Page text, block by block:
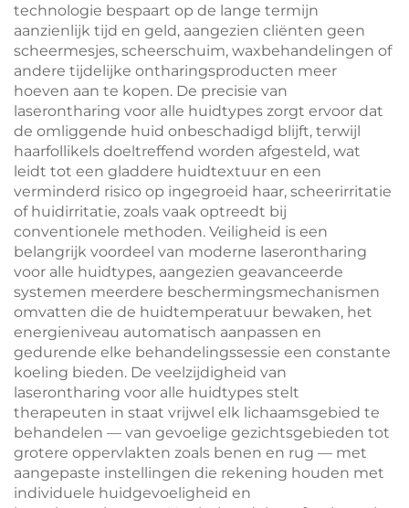
technologie bespaart op de lange termijn
aanzienlijk tijd en geld, aangezien cliënten geen
scheermesjes, scheerschuim, waxbehandelingen of
andere tijdelijke ontharingsproducten meer
hoeven aan te kopen. De precisie van
laserontharing voor alle huidtypes zorgt ervoor dat
de omliggende huid onbeschadigd blijft, terwijl
haarfollikels doeltreffend worden afgesteld, wat
leidt tot een gladdere huidtextuur en een
verminderd risico op ingegroeid haar, scheerirritatie
of huidirritatie, zoals vaak optreedt bij
conventionele methoden. Veiligheid is een
belangrijk voordeel van moderne laserontharing
voor alle huidtypes, aangezien geavanceerde
systemen meerdere beschermingsmechanismen
omvatten die de huidtemperatuur bewaken, het
energieniveau automatisch aanpassen en
gedurende elke behandelingssessie een constante
koeling bieden. De veelzijdigheid van
laserontharing voor alle huidtypes stelt
therapeuten in staat vrijwel elk lichaamsgebied te
behandelen — van gevoelige gezichtsgebieden tot
grotere oppervlakten zoals benen en rug — met
aangepaste instellingen die rekening houden met
individuele huidgevoeligheid en